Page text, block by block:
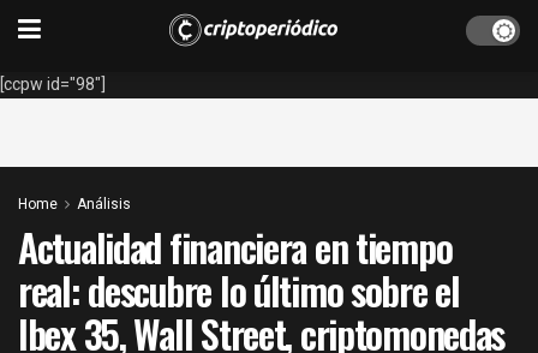
[ccpw id="98"]
Home Análisis
Actualidad financiera en tiempo
real: descubre lo último sobre el
Ibex 35, Wall Street, criptomonedas